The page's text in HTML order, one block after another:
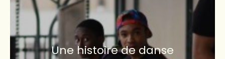
Une histoire de danse